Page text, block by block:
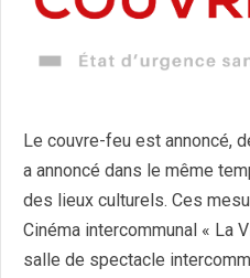
Le couvre-feu est annoncé,
a annoncé dans le même
des lieux culturels. Ces
Cinéma intercommunal « La
salle de spectacle